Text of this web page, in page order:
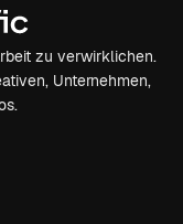
zu verwirklichen.
Unternehmen,